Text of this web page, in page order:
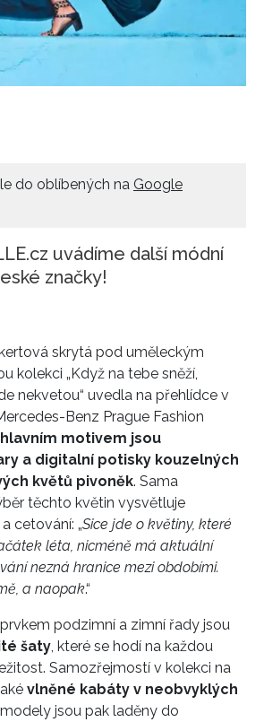
do oblíbených na Google
uvádíme další módní
značky!
skrytá pod uměleckým
kolekci „Když na tebe sněží,
nekvetou“ uvedla na přehlídce v
Benz Prague Fashion
motivem jsou
a digitalní potisky kouzelných
květů pivoněk. Sama
těchto květin vysvětluje
cetování: „Sice jde o květiny, které
léta, nicméně má aktuální
nezná hranice mezi obdobími.
a naopak.“
podzimní a zimní řady jsou
šaty , které se hodí na každou
Samozřejmostí v kolekci na
vlněné kabáty v neobvyklých
jsou pak laděny do